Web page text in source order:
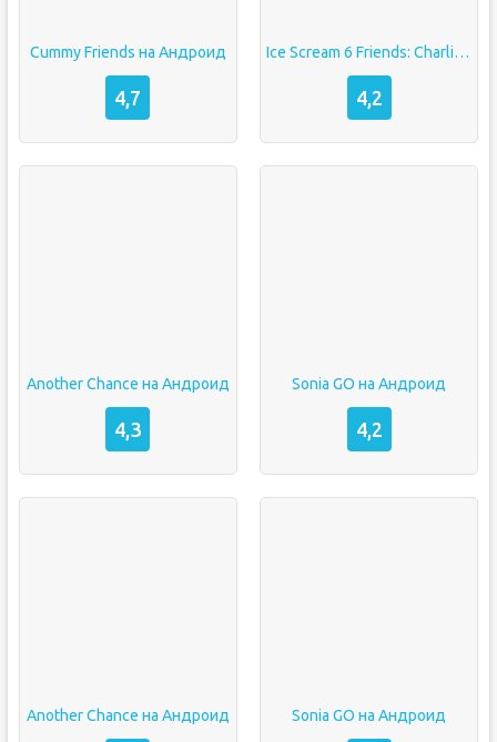
Cummy Friends на Андроид
4,7
Ice Scream 6 Friends: Charlie взлом Без рекламы мод меню
4,2
Another Chance на Андроид
4,3
Sonia GO на Андроид
4,2
Another Chance на Андроид Sonia GO на Андроид